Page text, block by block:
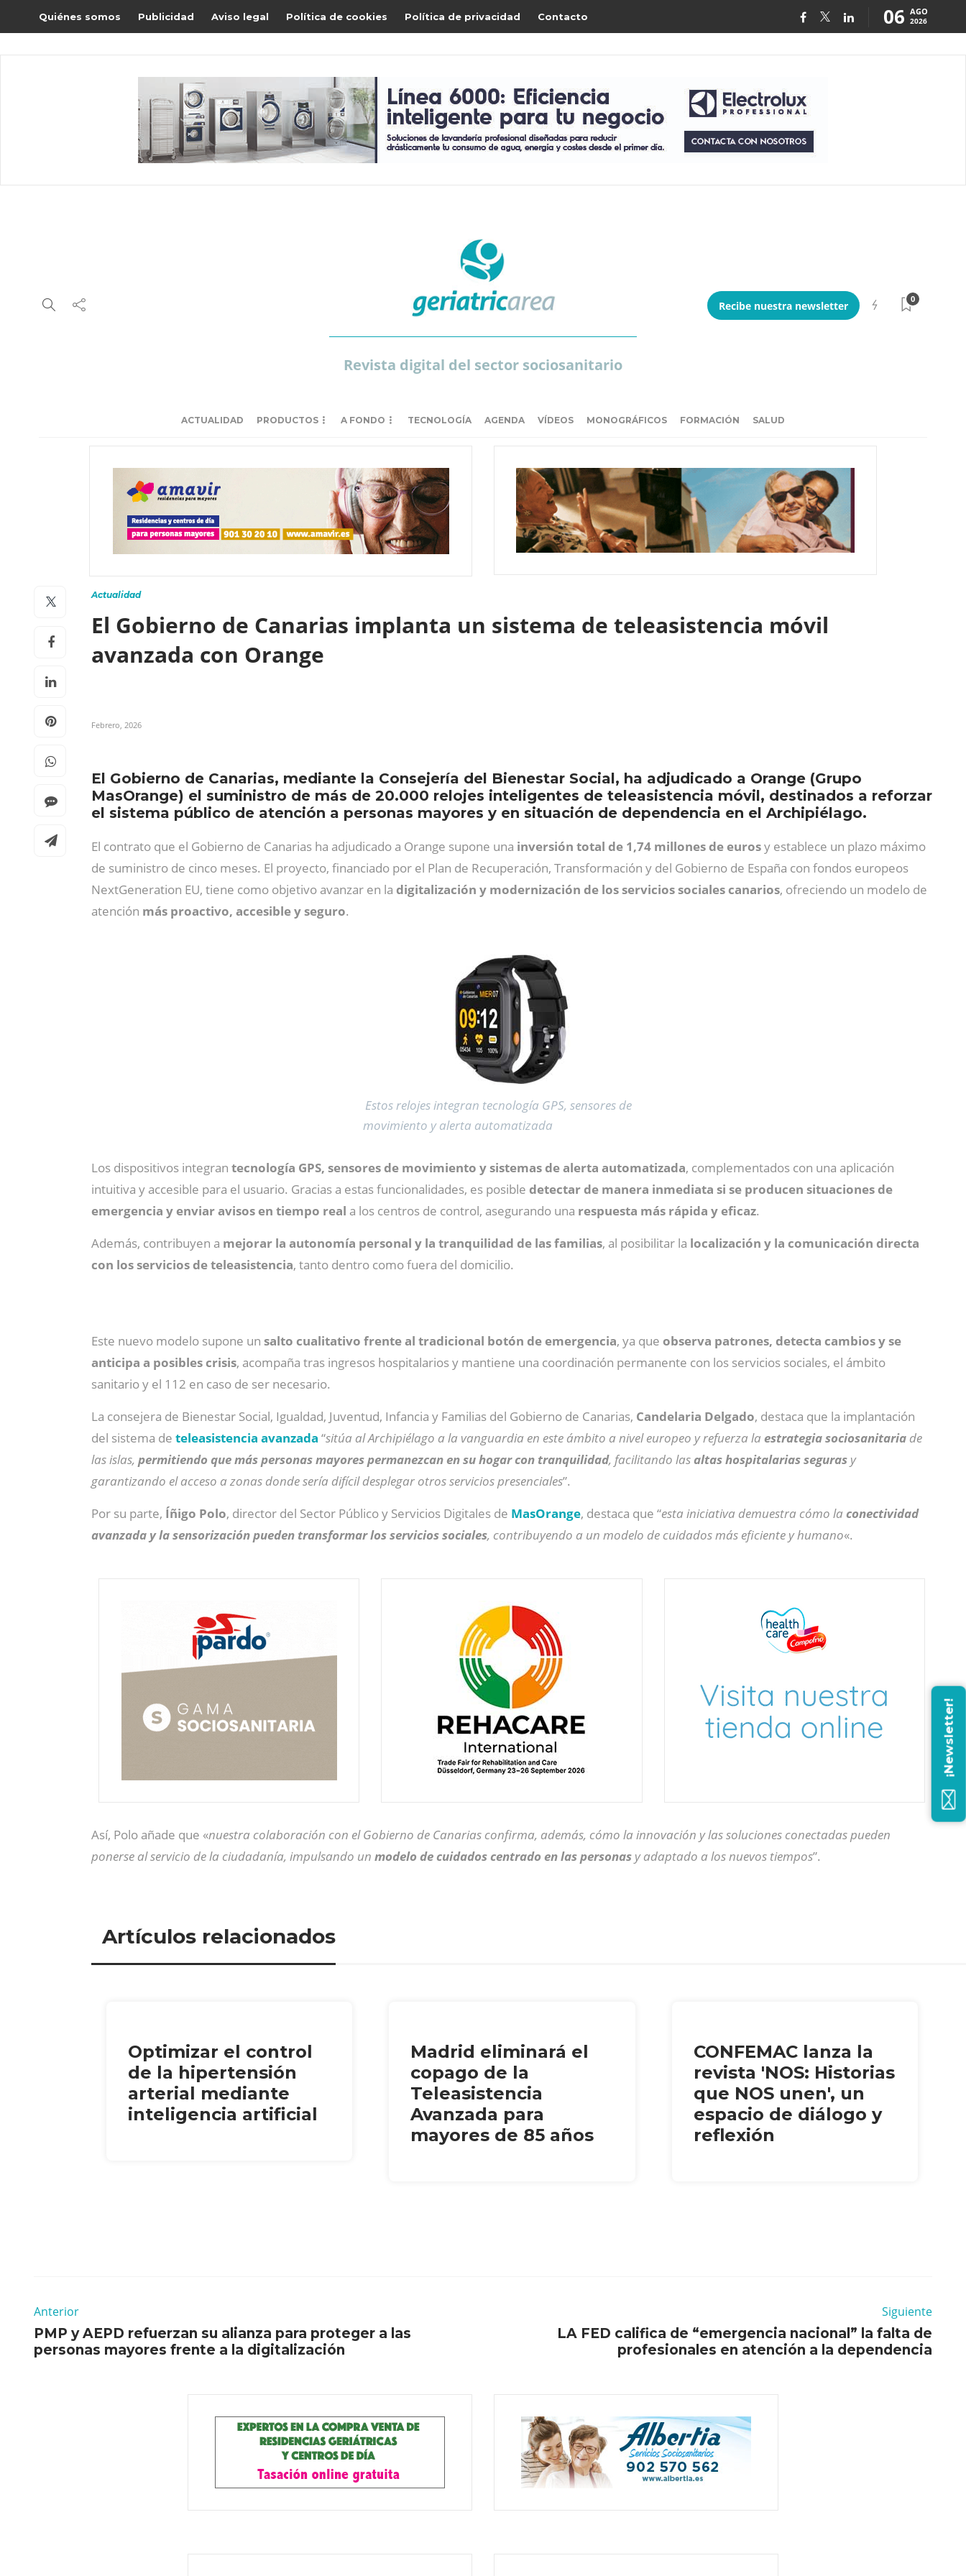
Quiénes somos Publicidad Aviso legal Política de cookies Política de privacidad Contacto 06 AGO
2026
Revista digital del sector sociosanitario
Recibe nuestra newsletter
0
ACTUALIDAD PRODUCTOS A FONDO TECNOLOGÍA AGENDA VÍDEOS MONOGRÁFICOS FORMACIÓN SALUD
Actualidad
El Gobierno de Canarias implanta un sistema de teleasistencia móvil
avanzada con Orange
Febrero, 2026
El Gobierno de Canarias, mediante la Consejería del Bienestar Social, ha adjudicado a Orange (Grupo
MasOrange) el suministro de más de 20.000 relojes inteligentes de teleasistencia móvil, destinados a reforzar
el sistema público de atención a personas mayores y en situación de dependencia en el Archipiélago.
El contrato que el Gobierno de Canarias ha adjudicado a Orange supone una inversión total de 1,74 millones de eurosy establece un plazo máximo
de suministro de cinco meses. El proyecto, financiado por el Plan de Recuperación, Transformación y del Gobierno de España con fondos europeos
NextGeneration EU, tiene como objetivo avanzar en la digitalización y modernización de los servicios sociales canarios, ofreciendo un modelo de
atención más proactivo, accesible y seguro.
Estos relojes integran tecnología GPS, sensores de
movimiento y alerta automatizada
Los dispositivos integran tecnología GPS, sensores de movimiento y sistemas de alerta automatizada, complementados con una aplicación
intuitiva y accesible para el usuario. Gracias a estas funcionalidades, es posible detectar de manera inmediata si se producen situaciones de
emergencia y enviar avisos en tiempo real a los centros de control, asegurando una respuesta más rápida y eficaz.
Además, contribuyen a mejorar la autonomía personal y la tranquilidad de las familias, al posibilitar la localización y la comunicación directa
con los servicios de teleasistencia, tanto dentro como fuera del domicilio.
Este nuevo modelo supone un salto cualitativo frente al tradicional botón de emergencia, ya que observa patrones, detecta cambios y se
anticipa a posibles crisis, acompaña tras ingresos hospitalarios y mantiene una coordinación permanente con los servicios sociales, el ámbito
sanitario y el 112 en caso de ser necesario.
La consejera de Bienestar Social, Igualdad, Juventud, Infancia y Familias del Gobierno de Canarias, Candelaria Delgado, destaca que la implantación
del sistema de teleasistencia avanzada “sitúa al Archipiélago a la vanguardia en este ámbito a nivel europeo y refuerza la estrategia sociosanitaria de
las islas, permitiendo que más personas mayores permanezcan en su hogar con tranquilidad, facilitando lasaltas hospitalarias seguras y
garantizando el acceso a zonas donde sería difícil desplegar otros servicios presenciales”.
Por su parte, Íñigo Polo, director del Sector Público y Servicios Digitales de MasOrange, destaca que “esta iniciativa demuestra cómo la conectividad
avanzada y la sensorización pueden transformar los servicios sociales, contribuyendo a un modelo de cuidados más eficiente y humano«.
Así, Polo añade que «nuestra colaboración con el Gobierno de Canarias confirma, además, cómo la innovación y las soluciones conectadas pueden
ponerse al servicio de la ciudadanía, impulsando un modelo de cuidados centrado en las personas y adaptado a los nuevos tiempos”.
Artículos relacionados
Optimizar el control
de la hipertensión
arterial mediante
inteligencia artificial
Madrid eliminará el
copago de la
Teleasistencia
Avanzada para
mayores de 85 años
CONFEMAC lanza la
revista 'NOS: Historias
que NOS unen', un
espacio de diálogo y
reflexión
Anterior
PMP y AEPD refuerzan su alianza para proteger a las
personas mayores frente a la digitalización
Siguiente
LA FED califica de “emergencia nacional” la falta de
profesionales en atención a la dependencia
¡Newsletter!